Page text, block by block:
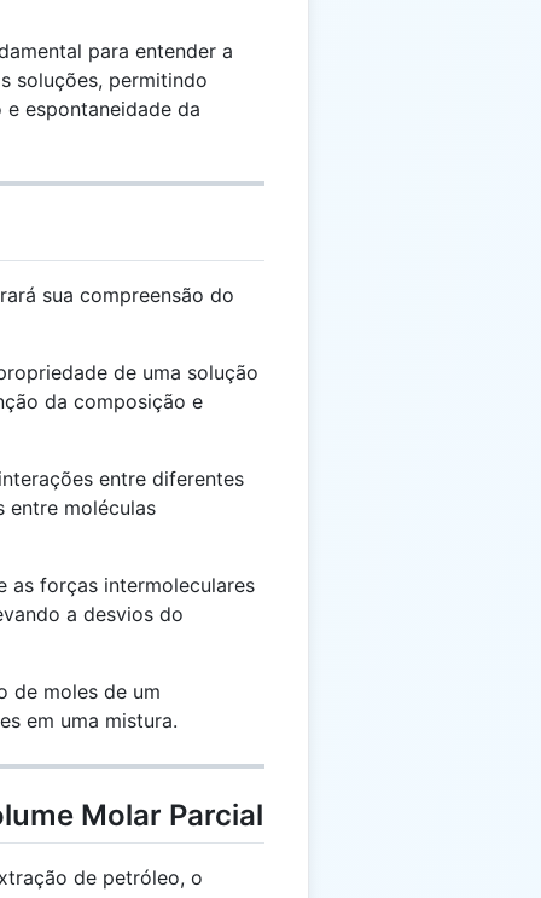
para entender a
soluções, permitindo
espontaneidade da
sua compreensão do
de uma solução
da composição e
entre diferentes
entre moléculas
as forças intermoleculares
a desvios do
de moles de um
em uma mistura.
Molar Parcial
de petróleo, o